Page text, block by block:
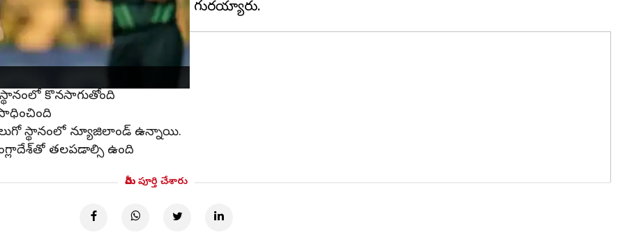
కొనసాగుతోంది.
స్థానంలో న్యూజిలాండ్ ఉన్నాయి.
తలపడాల్సి ఉంది.
మీరు పూర్తి చేశారు